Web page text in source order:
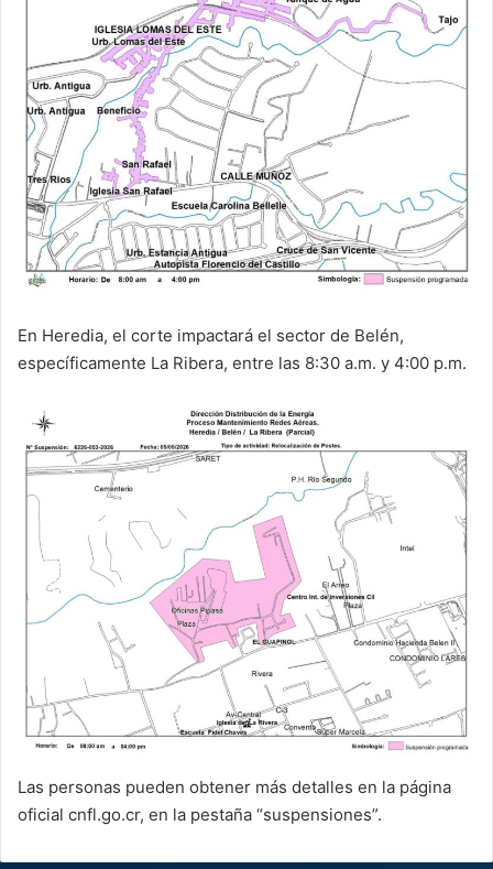
En Heredia, el corte impactará el sector de Belén,
específicamente La Ribera, entre las 8:30 a.m. y 4:00 p.m.
Las personas pueden obtener más detalles en la página
oficial cnfl.go.cr, en la pestaña “suspensiones”.